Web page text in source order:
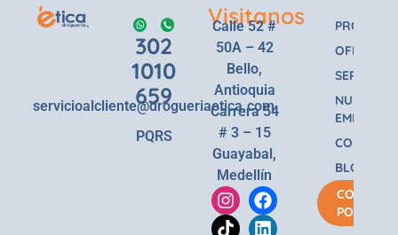
302
1010
659
servicioalcliente@drogueriaetica.com
PQRS
Visitanos
Calle 52 #
50A – 42
Bello,
Antioquia
Carrera 54
# 3 – 15
Guayabal,
Medellín
OFERTAS
SERVICIOS
NUESTRA
EMPRESA
BLOG
COMPRA
POR